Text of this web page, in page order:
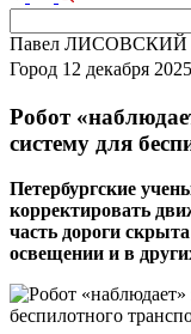
Павел ЛИСОВСКИЙ
Город 12 декабря 2025
Робот
систему для
Петербургские
корректировать
часть дороги
освещении и в